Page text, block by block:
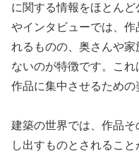
に関する情報をほとん
やインタビューでは、
れるものの、奥さんや
ないのが特徴です。こ
作品に集中させるための
建築の世界では、作品
し出すものとされるこ